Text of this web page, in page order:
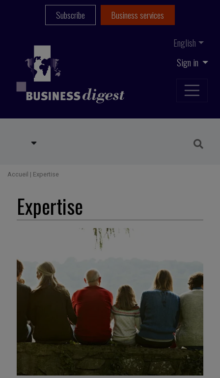
Sign in
English
Subscribe Business services
Accueil | Expertise
Expertise